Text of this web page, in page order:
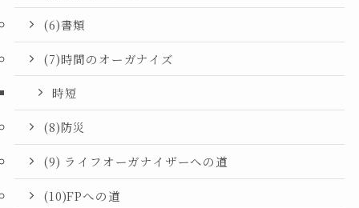
(6)書類
(7)時間のオーガナイズ
時短
(8)防災
(9) ライフオーガナイザーへの道
(10)FPへの道